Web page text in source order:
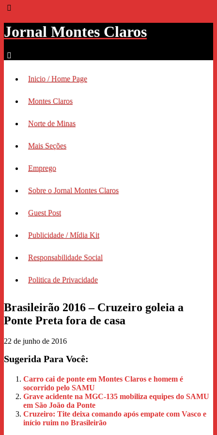
Jornal Montes Claros
Inicio / Home Page
Montes Claros
Norte de Minas
Mais Seções
Emprego
Sobre o Jornal Montes Claros
Guest Post
Publicidade / Mídia Kit
Responsabilidade Social
Politica de Privacidade
Brasileirão 2016 – Cruzeiro goleia a
Ponte Preta fora de casa
22 de junho de 2016
Sugerida Para Você:
Carro cai de ponte em Montes Claros e homem é
socorrido pelo SAMU
Grave acidente na MGC-135 mobiliza equipes do SAMU
em São João da Ponte
Cruzeiro: Tite deixa comando após empate com Vasco e
início ruim no Brasileirão